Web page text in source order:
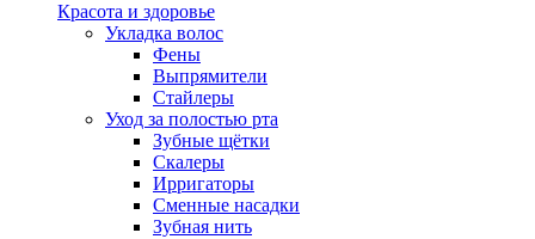
Красота и здоровье
Укладка волос
Фены
Выпрямители
Стайлеры
Уход за полостью рта
Зубные щётки
Скалеры
Ирригаторы
Сменные насадки
Зубная нить